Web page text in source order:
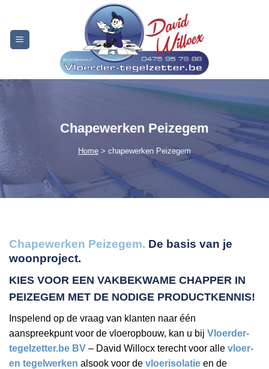
content
Chapewerken Peizegem
Home > chapewerken Peizegem
Chapewerken Peizegem. De basis van je
woonproject.
KIES VOOR EEN VAKBEKWAME CHAPPER IN
PEIZEGEM MET DE NODIGE PRODUCTKENNIS!
Inspelend op de vraag van klanten naar één
aanspreekpunt voor de vloeropbouw, kan u bij Vloerder-
tegelzetter.be BV – David Willocx terecht voor alle vloer-
en tegelwerken alsook voor de vloerisolatie en de